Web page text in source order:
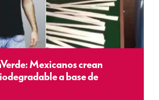
Mexicanos crean
a base de